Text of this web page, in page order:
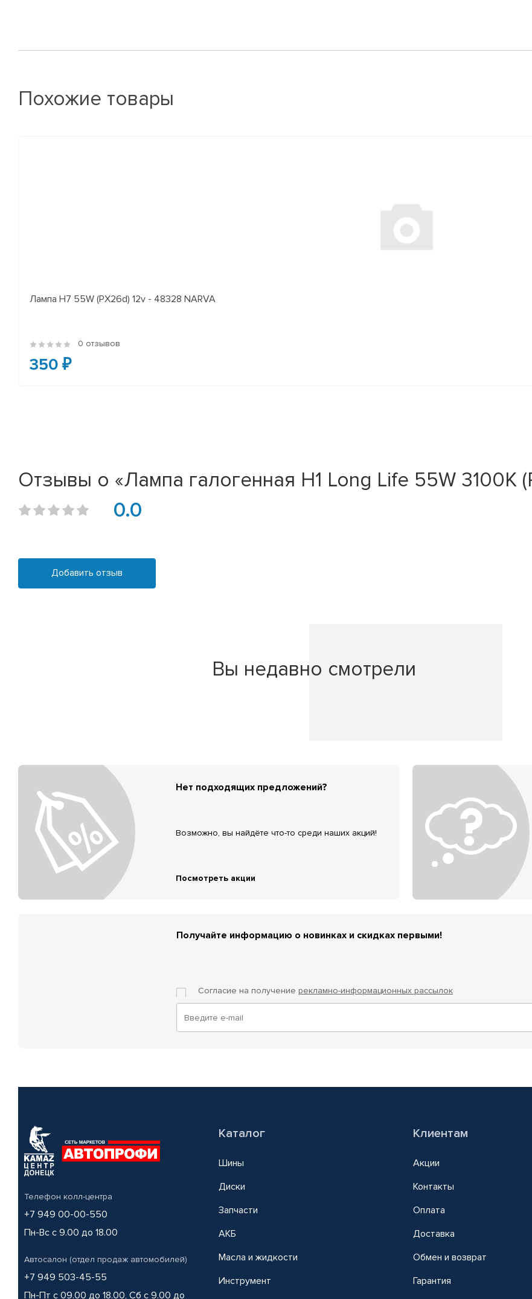
Похожие товары
Лампа H7 55W (PX26d) 12v - 48328 NARVA
0 отзывов
350 ₽
Отзывы о «Лампа галогенная H1 Long Life 55W 3100K
0.0
Добавить отзыв
Вы недавно смотрели
Нет подходящих предложений?
Возможно, вы найдёте что-то среди наших акций!
Посмотреть акции
Получайте информацию о новинках и скидках первыми!
Согласие на получение рекламно-информационных рассылок
Телефон колл-центра
+7 949 00-00-550
Пн-Вс с 9.00 до 18.00
Автосалон (отдел продаж автомобилей)
+7 949 503-45-55
Пн-Пт с 09.00 до 18.00, Сб с 9.00 до
Каталог
Шины
Диски
Запчасти
АКБ
Масла и жидкости
Инструмент
Клиентам
Акции
Контакты
Оплата
Доставка
Обмен и возврат
Гарантия